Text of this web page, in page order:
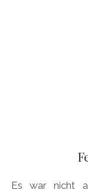
Es war nicht